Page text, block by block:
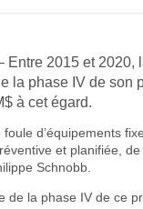
Entre 2015 et
la phase IV de son
à cet égard.
d’équipements
et planifiée,
Schnobb.
de la phase IV de ce